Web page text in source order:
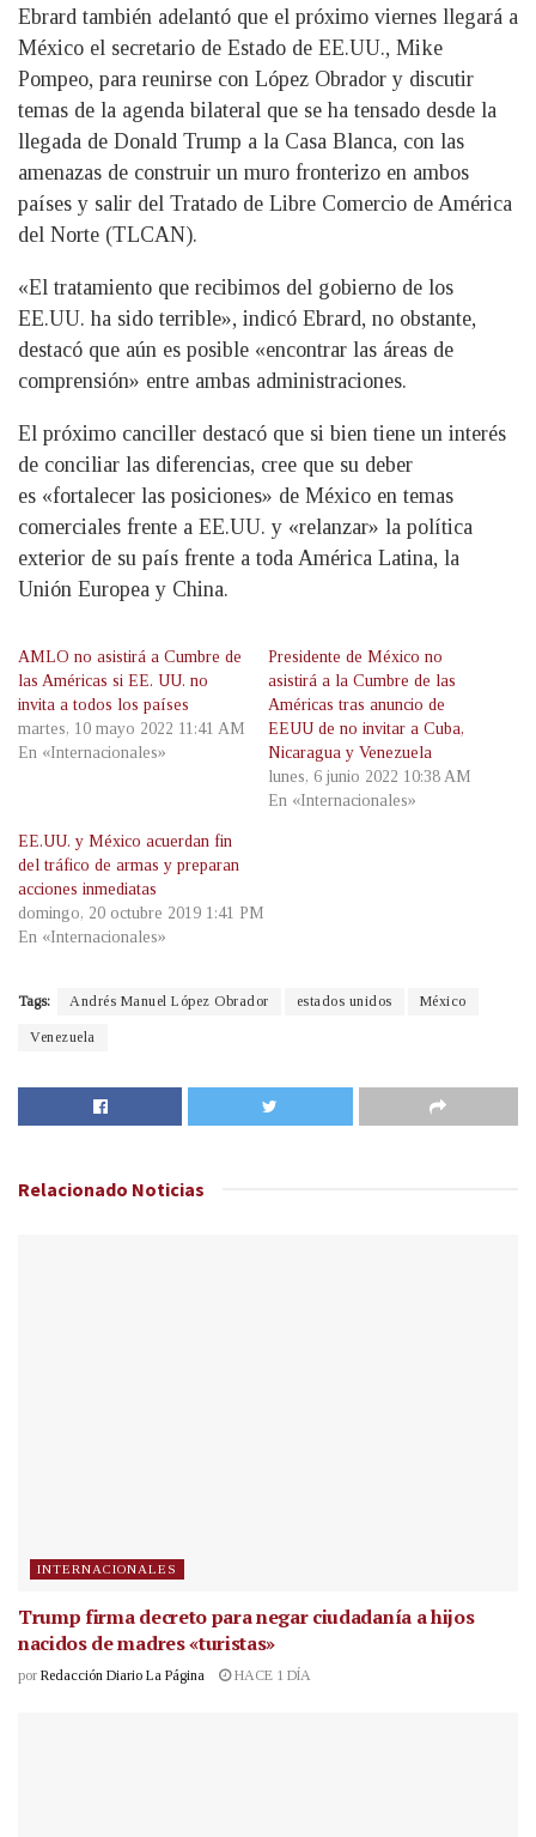
Ebrard también adelantó que el próximo viernes llegará a
México el secretario de Estado de EE.UU., Mike
Pompeo, para reunirse con López Obrador y discutir
temas de la agenda bilateral que se ha tensado desde la
llegada de Donald Trump a la Casa Blanca, con las
amenazas de construir un muro fronterizo en ambos
países y salir del Tratado de Libre Comercio de América
del Norte (TLCAN).
«El tratamiento que recibimos del gobierno de los
EE.UU. ha sido terrible», indicó Ebrard, no obstante,
destacó que aún es posible «encontrar las áreas de
comprensión» entre ambas administraciones.
El próximo canciller destacó que si bien tiene un interés
de conciliar las diferencias, cree que su deber
es «fortalecer las posiciones» de México en temas
comerciales frente a EE.UU. y «relanzar» la política
exterior de su país frente a toda América Latina, la
Unión Europea y China.
AMLO no asistirá a Cumbre de
las Américas si EE. UU. no
invita a todos los países
martes, 10 mayo 2022 11:41 AM
En «Internacionales»
Presidente de México no
asistirá a la Cumbre de las
Américas tras anuncio de
EEUU de no invitar a Cuba,
Nicaragua y Venezuela
lunes, 6 junio 2022 10:38 AM
En «Internacionales»
EE.UU. y México acuerdan fin
del tráfico de armas y preparan
acciones inmediatas
domingo, 20 octubre 2019 1:41 PM
En «Internacionales»
Tags: Andrés Manuel López Obrador estados unidos México
Venezuela
Relacionado Noticias
INTERNACIONALES
Trump firma decreto para negar ciudadanía a hijos
nacidos de madres «turistas»
por Redacción Diario La Página HACE 1 DÍA